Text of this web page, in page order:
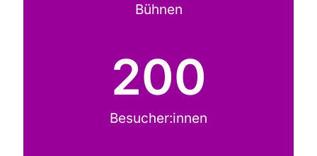
Bühnen
Besucher:innen
200